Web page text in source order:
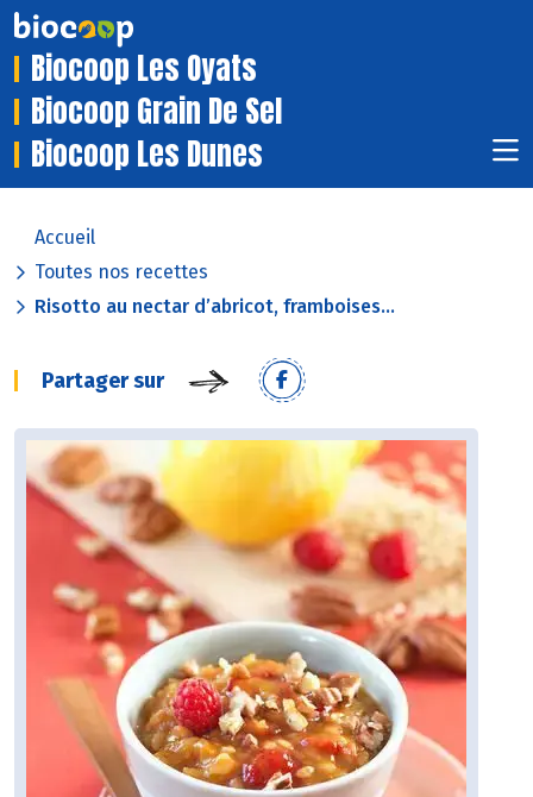
Biocoop Les Oyats
Biocoop Grain De Sel
Biocoop Les Dunes
Accueil
Toutes nos recettes
Risotto au nectar d’abricot, framboises...
Partager sur